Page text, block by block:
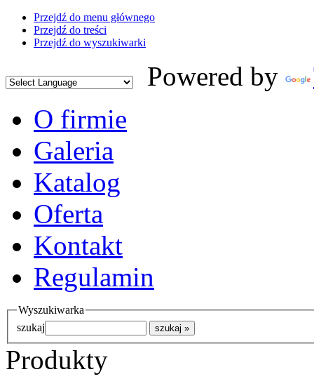
Przejdź do menu głównego
Przejdź do treści
Przejdź do wyszukiwarki
Powered by
O firmie
Galeria
Katalog
Oferta
Kontakt
Regulamin
Wyszukiwarka
szukaj
Produkty